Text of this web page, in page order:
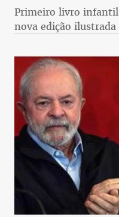
Primeiro livro infantil
nova edição ilustrada